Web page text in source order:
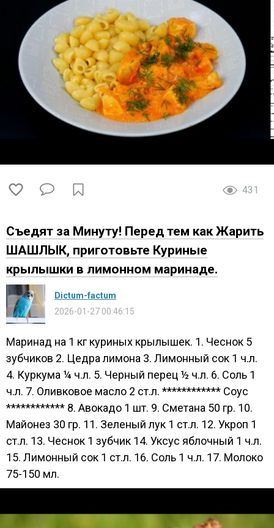
431
Съедят за Минуту! Перед тем как Жарить
ШАШЛЫК, приготовьте Куриные
крылышки в лимонном маринаде.
Dictum-factum
2026-01-27 00:46:15
Маринад на 1 кг куриных крылышек. 1. Чеснок 5
зубчиков 2. Цедра лимона 3. Лимонный сок 1 ч.л.
4. Куркума ¼ ч.л. 5. Черный перец ½ ч.л. 6. Соль 1
ч.л. 7. Оливковое масло 2 ст.л. ************ Соус
************ 8. Авокадо 1 шт. 9. Сметана 50 гр. 10.
Майонез 30 гр. 11. Зеленый лук 1 ст.л. 12. Укроп 1
ст.л. 13. Чеснок 1 зубчик 14. Уксус яблочный 1 ч.л.
15. Лимонный сок 1 ст.л. 16. Соль 1 ч.л. 17. Молоко
75-150 мл.